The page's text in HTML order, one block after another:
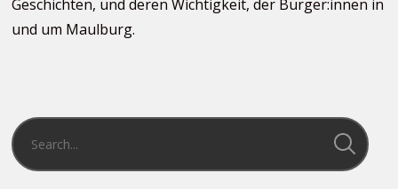
Geschichten, und deren Wichtigkeit, der Bürger:innen in
und um Maulburg.